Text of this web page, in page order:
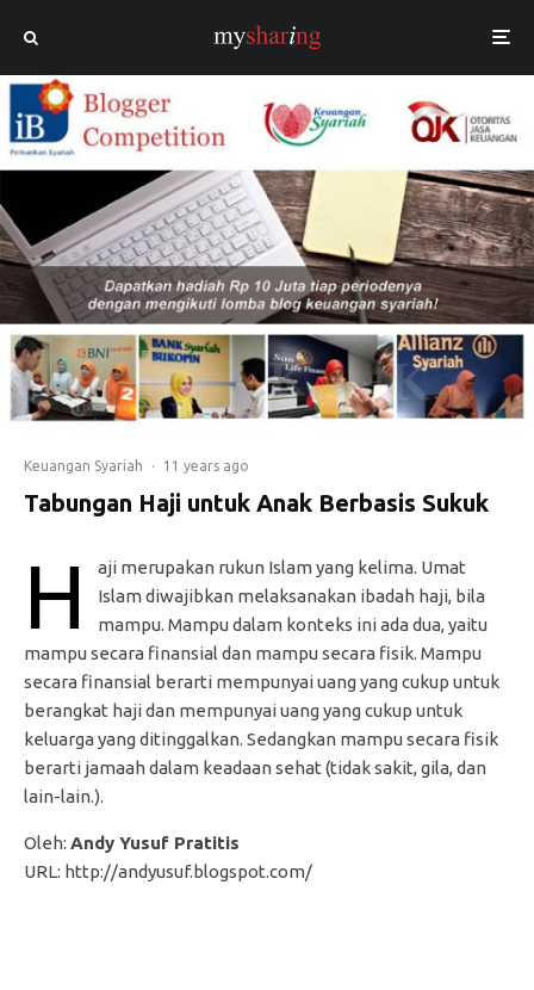
Keuangan Syariah · 11 years ago
Tabungan Haji untuk Anak Berbasis Sukuk
H
aji merupakan rukun Islam yang kelima. Umat
Islam diwajibkan melaksanakan ibadah haji, bila
mampu. Mampu dalam konteks ini ada dua, yaitu
mampu secara finansial dan mampu secara fisik. Mampu
secara finansial berarti mempunyai uang yang cukup untuk
berangkat haji dan mempunyai uang yang cukup untuk
keluarga yang ditinggalkan. Sedangkan mampu secara fisik
berarti jamaah dalam keadaan sehat (tidak sakit, gila, dan
lain-lain.).
Oleh: Andy Yusuf Pratitis
URL: http://andyusuf.blogspot.com/